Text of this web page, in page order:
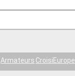
Armateurs CroisiEurope